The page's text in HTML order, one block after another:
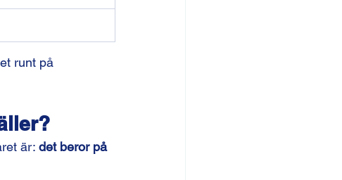
runt på
är: det beror på